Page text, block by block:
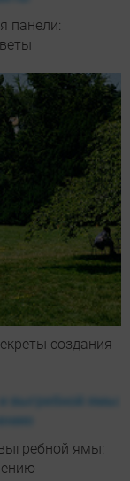
панели:
создания
ямы: